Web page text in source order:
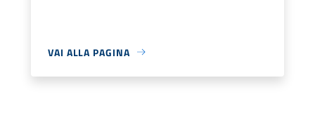
VAI ALLA PAGINA